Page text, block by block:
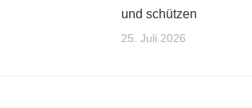
und schützen
25. Juli 2026